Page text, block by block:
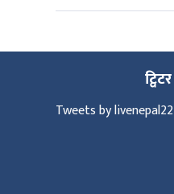
ट्विटर
Tweets by livenepal22